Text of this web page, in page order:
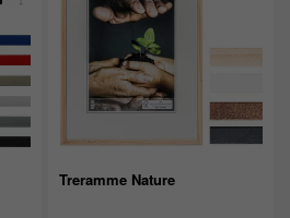
Treramme Nature